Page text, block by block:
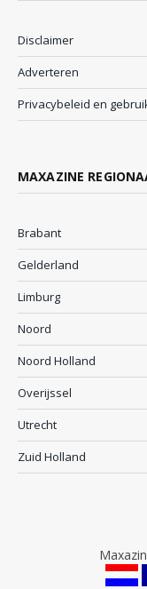
Disclaimer
Adverteren
Privacybeleid en
MAXAZINE
Brabant
Gelderland
Limburg
Noord
Noord Holland
Overijssel
Utrecht
Zuid Holland